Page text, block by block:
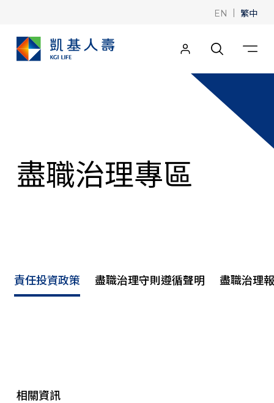
EN | 繁中
盡職治理專區
責任投資政策 盡職治理守則遵循聲明 盡職治理
相關資訊